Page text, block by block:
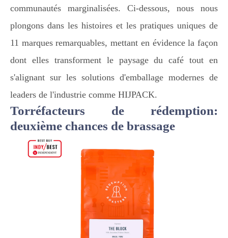
communautés marginalisées. Ci-dessous, nous nous
plongons dans les histoires et les pratiques uniques de
11 marques remarquables, mettant en évidence la façon
dont elles transforment le paysage du café tout en
s'alignant sur les solutions d'emballage modernes de
leaders de l'industrie comme HIJPACK.
Torréfacteurs de rédemption:
deuxième chances de brassage